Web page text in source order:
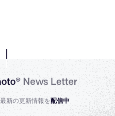
News Letter
新の更新情報を配信中